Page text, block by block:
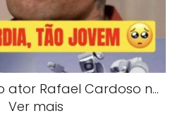
ator Rafael Cardoso n…
Ver mais